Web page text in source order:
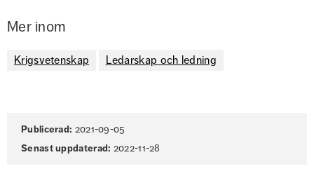
Mer inom
Krigsvetenskap Ledarskap och ledning
Sidinformation
Publicerad: 2021-09-05
Senast uppdaterad: 2022-11-28